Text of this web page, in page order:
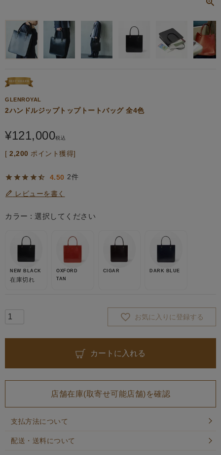
GLENROYAL
2ハンドルジップトップトートバッグ 全4色
¥121,000税込
[ 2,200 ポイント獲得]
4.50 2
レビューを書く
カラー 選択してください
NEW BLACK
在庫切れ
OXFORD
TAN
CIGAR DARK BLUE
お気に入りに登録する
カートに入れる
店舗在庫(取寄せ可能店舗)を確認
支払方法について
配送・送料について